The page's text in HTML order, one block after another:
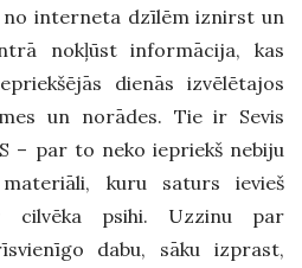
no interneta dzīlēm iznirst un
nokļūst informācija, kas
dienās izvēlētajos
un norādes. Tie ir Sevis
– par to neko iepriekš nebiju
kuru saturs ievieš
cilvēka psihi. Uzzinu par
dabu, sāku izprast,